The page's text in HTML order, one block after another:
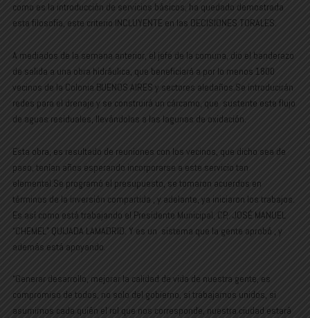
como es la introducción de servicios básicos, ha quedado demostrada
esta filosofía, este criterio INCLUYENTE en las DECISIONES TORALES.
A mediados de la semana anterior, el jefe de la comuna, dio el banderazo
de salida a una obra hidráulica, que beneficiará a por lo menos 1800
vecinos de la Colonia BUENOS AIRES y sectores aledaños.Se introducirán
redes para el drenaje y se construirá un cárcamo, que sustente este flujo
de aguas residuales, llevándolas a las lagunas de oxidación.
Esta obra, es resultado de reuniones con los vecinos, que dicho sea de
paso, tenían años esperando incorporarse a este servicio tan
elemental.Se programó el presupuesto, se tomaron acuerdos en
términos de la inversión compartida , y adelante, ya iniciaron los trabajos.
Es así como está trabajando el Presidente Municipal, CP,. JOSÉ MANUEL
“CHEMEL” QUIJADA LAMADRID. Y es un sistema que la gente aprobó , y
además está apoyando.
“Generar desarrollo, mejorar la calidad de vida de nuestra gente, es
compromiso de todos, no solo del gobierno, si trabajamos unidos, si
asumimos cada quién el rol que nos corresponde, nuestra ciudad estará